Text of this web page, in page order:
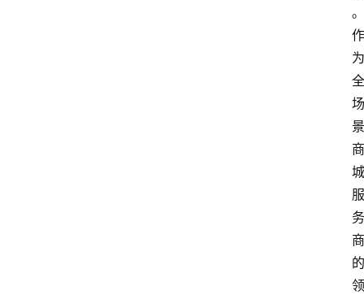
。
作
为
全
场
景
商
城
服
务
商
的
领